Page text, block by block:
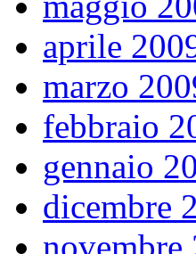
aprile
marzo
febbraio
gennaio
dicembre
novembre